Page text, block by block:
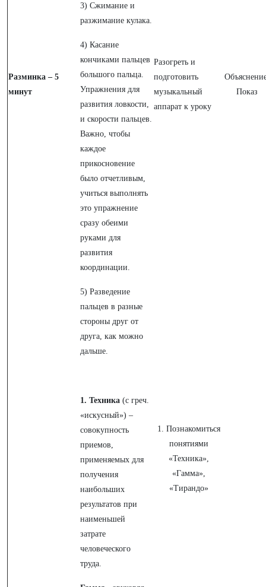
Разминка – 5
минут
3) Сжимание и
разжимание кулака.
4) Касание
кончиками пальцев
большого пальца.
Упражнения для
развития ловкости,
и скорости пальцев.
Важно, чтобы
каждое
прикосновение
было отчетливым,
учиться выполнять
это упражнение
сразу обеими
руками для
развития
координации.
5) Разведение
пальцев в разные
стороны друг от
друга, как можно
дальше.
Разогреть и
подготовить
музыкальный
аппарат к уроку
Показ
1. Техника (с греч.
«искусный») –
совокупность
приемов,
применяемых для
получения
наибольших
результатов при
наименьшей
затрате
человеческого
труда.
1. Познакомиться
понятиями
«Техника»,
«Гамма»,
«Тирандо»